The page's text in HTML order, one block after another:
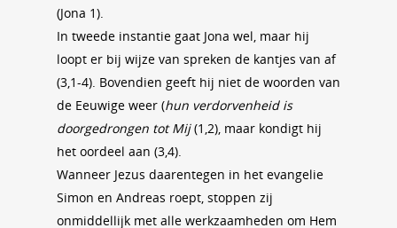
(Jona 1).
In tweede instantie gaat Jona wel, maar hij
loopt er bij wijze van spreken de kantjes van af
(3,1-4). Bovendien geeft hij niet de woorden van
de Eeuwige weer (hun verdorvenheid is
doorgedrongen tot Mij(1,2), maar kondigt hij
het oordeel aan (3,4).
Wanneer Jezus daarentegen in het evangelie
Simon en Andreas roept, stoppen zij
onmiddellijk met alle werkzaamheden om Hem